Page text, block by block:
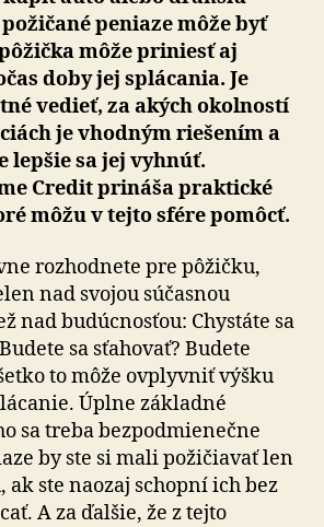
peniaze môže byť
môže priniesť aj
doby jej splácania. Je
vedieť, za akých okolností
je vhodným riešením a
lepšie sa jej vyhnúť.
Credit pri­ná­ša praktické
môžu v tejto sfére pomôcť.
rozhodnete pre pôžičku,
nad svojou súčasnou
nad budúcnosťou: Chystáte sa
sa sťahovať? Budete
to môže ovplyvniť výšku
Úplne základné
sa treba bezpodmienečne
by ste si mali požičiavať len
ak ste naozaj schopní ich bez
A za ďalšie, že z tejto